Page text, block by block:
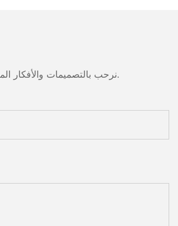
نرحب بالتصميمات والأفكار المخصصة وقادرة على تلبية المتطلبات المحددة. لمزيد من المعلومات، يرجى زيارة الموقع الإلكتروني أو الاتصال بنا مباشرة مع أسئلة أو استفسارات.